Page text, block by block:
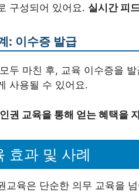
구성되어 있어요. 실시간 피
: 이수증 발급
두 마친 후, 교육 이수증을
사용될 수 있어요.
권 교육을 통해 얻는 혜택을
효과 및 사례
교육은 단순한 의무 교육을